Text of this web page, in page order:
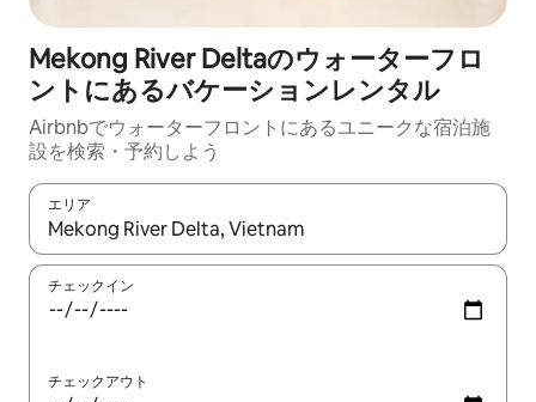
Mekong River Deltaのウォーターフロ
ントにあるバケーションレンタル
Airbnbでウォーターフロントにあるユニークな宿泊施
設を検索・予約しよう
エリア
検索結果が表示されたら、上下の矢印キーを使って移動するか
チェックイン
チェックアウト